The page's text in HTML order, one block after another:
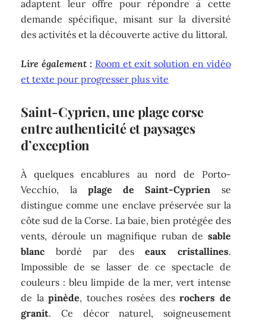
adaptent leur offre pour répondre à cette
demande spécifique, misant sur la diversité
des activités et la découverte active du littoral.
Lire également : Room et exit solution en vidéo
et texte pour progresser plus vite
Saint-Cyprien, une plage corse
entre authenticité et paysages
d’exception
À quelques encablures au nord de Porto-
Vecchio, la plage de Saint-Cyprien se
distingue comme une enclave préservée sur la
côte sud de la Corse. La baie, bien protégée des
vents, déroule un magnifique ruban de sable
blanc bordé par deseaux cristallines.
Impossible de se lasser de ce spectacle de
couleurs : bleu limpide de la mer, vert intense
de lapinède, touches rosées desrochers de
granit. Ce décor naturel, soigneusement